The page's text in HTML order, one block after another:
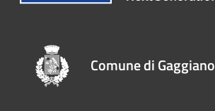
Comune di Gaggiano